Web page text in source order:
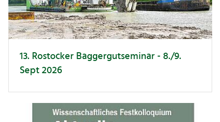
13. Rostocker Baggergutseminar - 8./9.
Sept 2026